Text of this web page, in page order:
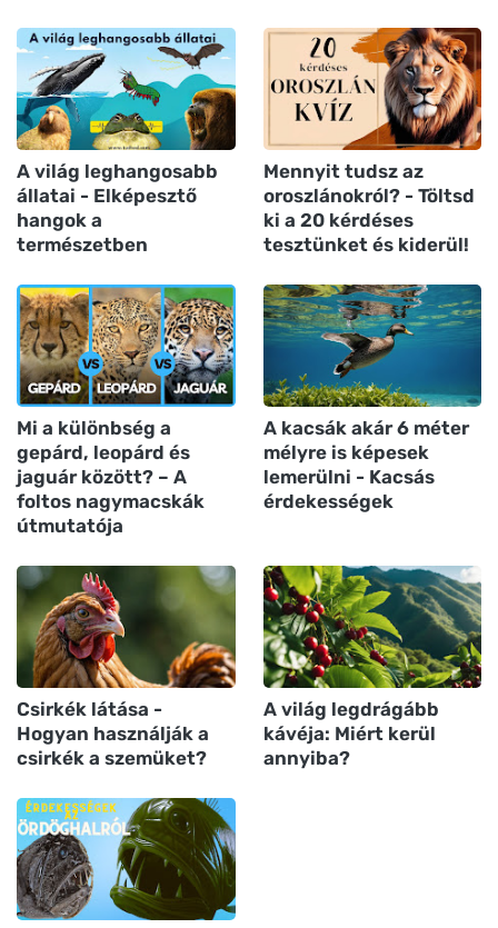
A világ leghangosabb
állatai - Elképesztő
hangok a
természetben
Mennyit tudsz az
oroszlánokról? - Töltsd
ki a 20 kérdéses
tesztünket és kiderül!
Mi a különbség a
gepárd, leopárd és
jaguár között? – A
foltos nagymacskák
útmutatója
A kacsák akár 6 méter
mélyre is képesek
lemerülni - Kacsás
érdekességek
Csirkék látása -
Hogyan használják a
csirkék a szemüket?
A világ legdrágább
kávéja: Miért kerül
annyiba?